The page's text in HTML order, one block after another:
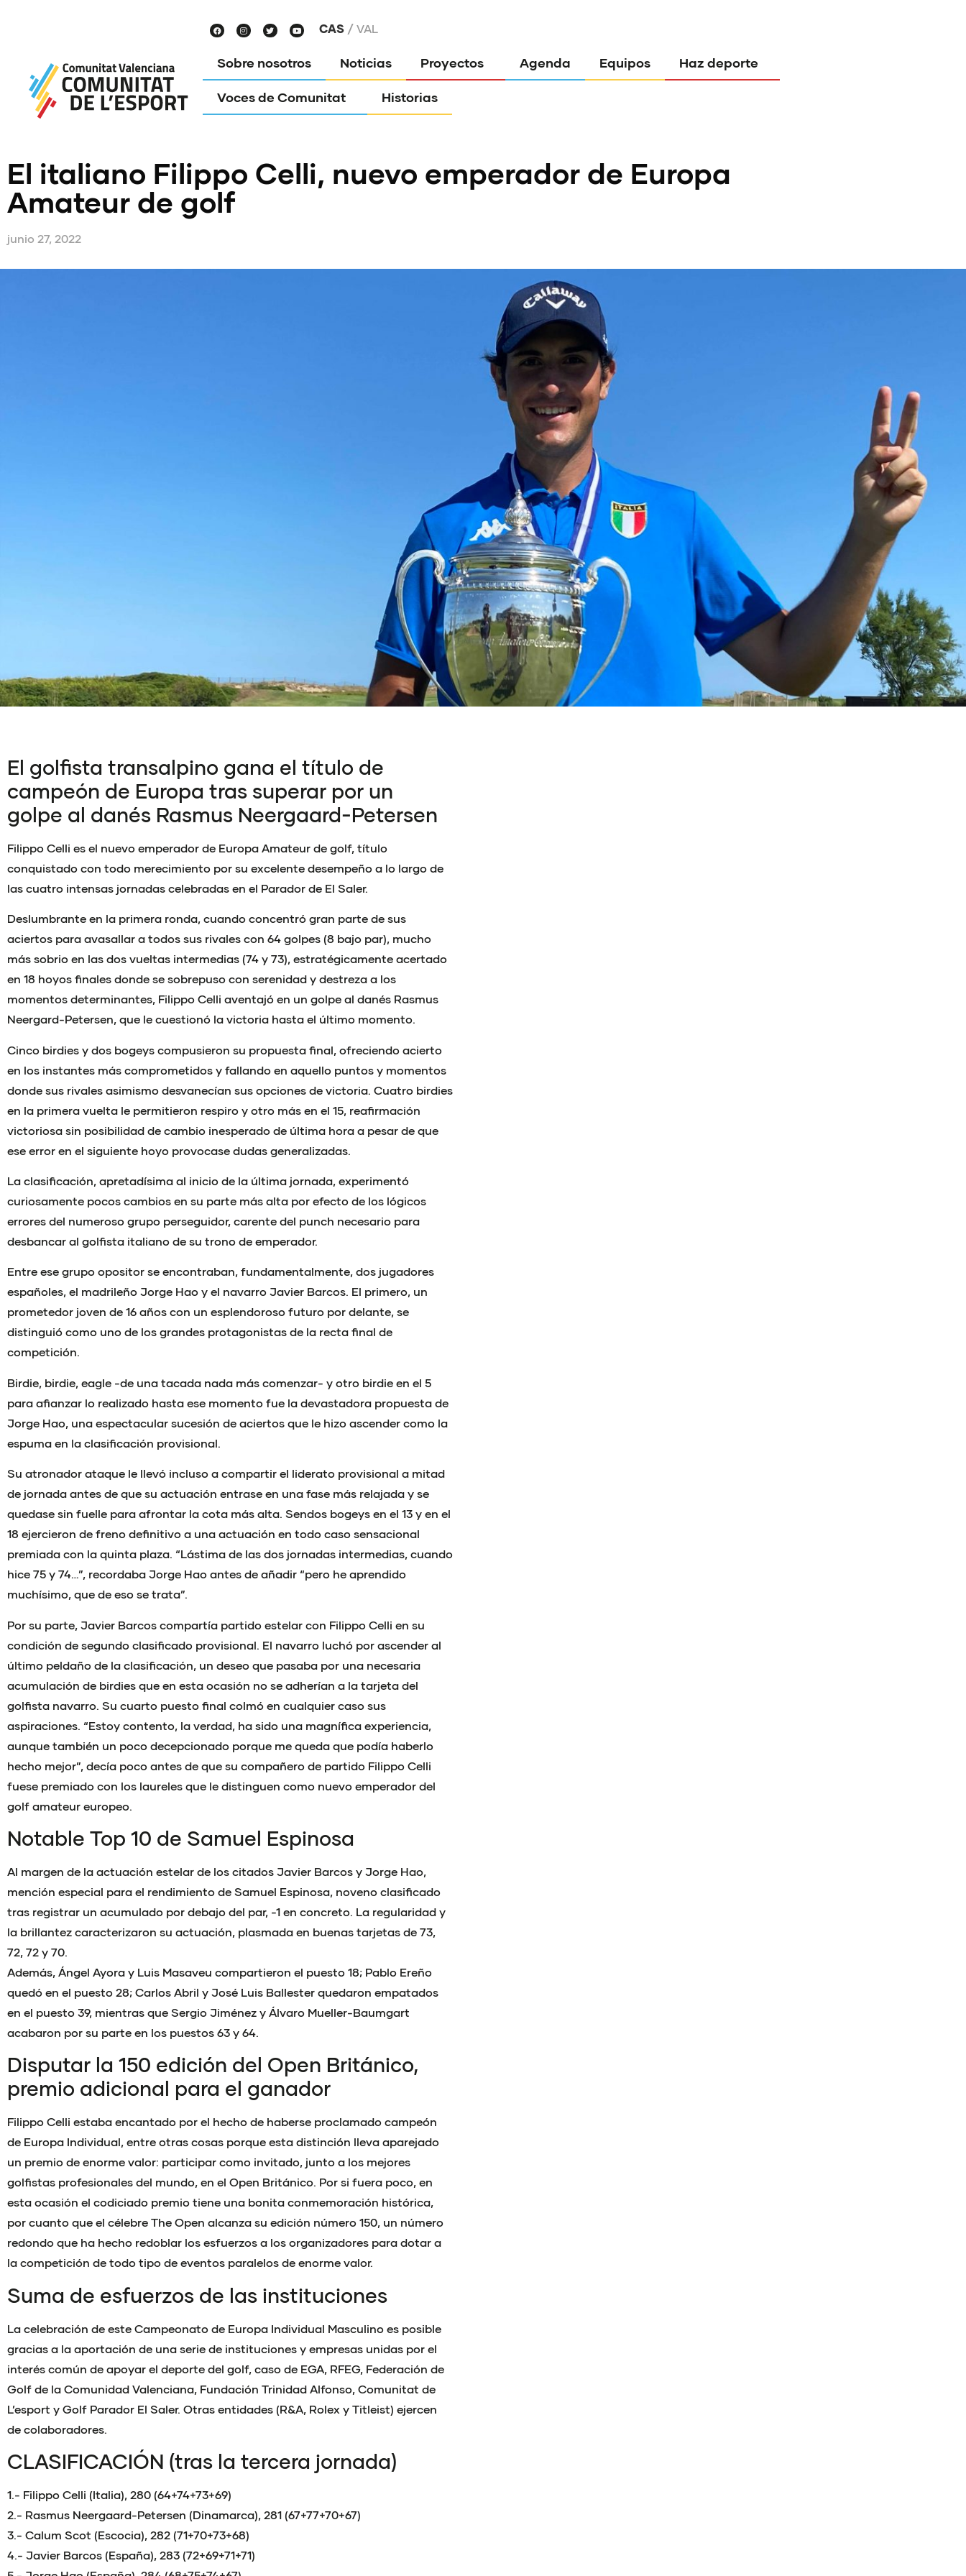
CAS VAL
Sobre nosotros Noticias Proyectos Agenda Equipos Haz deporte
Voces de Comunitat Historias
El italiano Filippo Celli, nuevo emperador de Europa
Amateur de golf
junio 27, 2022
El golfista transalpino gana el título de
campeón de Europa tras superar por un
golpe al danés Rasmus Neergaard-Petersen
Filippo Celli es el nuevo emperador de Europa Amateur de golf, título
conquistado con todo merecimiento por su excelente desempeño a lo largo de
las cuatro intensas jornadas celebradas en el Parador de El Saler.
Deslumbrante en la primera ronda, cuando concentró gran parte de sus
aciertos para avasallar a todos sus rivales con 64 golpes (8 bajo par), mucho
más sobrio en las dos vueltas intermedias (74 y 73), estratégicamente acertado
en 18 hoyos finales donde se sobrepuso con serenidad y destreza a los
momentos determinantes, Filippo Celli aventajó en un golpe al danés Rasmus
Neergard-Petersen, que le cuestionó la victoria hasta el último momento.
Cinco birdies y dos bogeys compusieron su propuesta final, ofreciendo acierto
en los instantes más comprometidos y fallando en aquello puntos y momentos
donde sus rivales asimismo desvanecían sus opciones de victoria. Cuatro birdies
en la primera vuelta le permitieron respiro y otro más en el 15, reafirmación
victoriosa sin posibilidad de cambio inesperado de última hora a pesar de que
ese error en el siguiente hoyo provocase dudas generalizadas.
La clasificación, apretadísima al inicio de la última jornada, experimentó
curiosamente pocos cambios en su parte más alta por efecto de los lógicos
errores del numeroso grupo perseguidor, carente del punch necesario para
desbancar al golfista italiano de su trono de emperador.
Entre ese grupo opositor se encontraban, fundamentalmente, dos jugadores
españoles, el madrileño Jorge Hao y el navarro Javier Barcos. El primero, un
prometedor joven de 16 años con un esplendoroso futuro por delante, se
distinguió como uno de los grandes protagonistas de la recta final de
competición.
Birdie, birdie, eagle -de una tacada nada más comenzar- y otro birdie en el 5
para afianzar lo realizado hasta ese momento fue la devastadora propuesta de
Jorge Hao, una espectacular sucesión de aciertos que le hizo ascender como la
espuma en la clasificación provisional.
Su atronador ataque le llevó incluso a compartir el liderato provisional a mitad
de jornada antes de que su actuación entrase en una fase más relajada y se
quedase sin fuelle para afrontar la cota más alta. Sendos bogeys en el 13 y en el
18 ejercieron de freno definitivo a una actuación en todo caso sensacional
premiada con la quinta plaza. “Lástima de las dos jornadas intermedias, cuando
hice 75 y 74…”, recordaba Jorge Hao antes de añadir “pero he aprendido
muchísimo, que de eso se trata”.
Por su parte, Javier Barcos compartía partido estelar con Filippo Celli en su
condición de segundo clasificado provisional. El navarro luchó por ascender al
último peldaño de la clasificación, un deseo que pasaba por una necesaria
acumulación de birdies que en esta ocasión no se adherían a la tarjeta del
golfista navarro. Su cuarto puesto final colmó en cualquier caso sus
aspiraciones. “Estoy contento, la verdad, ha sido una magnífica experiencia,
aunque también un poco decepcionado porque me queda que podía haberlo
hecho mejor”, decía poco antes de que su compañero de partido Filippo Celli
fuese premiado con los laureles que le distinguen como nuevo emperador del
golf amateur europeo.
Notable Top 10 de Samuel Espinosa
Al margen de la actuación estelar de los citados Javier Barcos y Jorge Hao,
mención especial para el rendimiento de Samuel Espinosa, noveno clasificado
tras registrar un acumulado por debajo del par, -1 en concreto. La regularidad y
la brillantez caracterizaron su actuación, plasmada en buenas tarjetas de 73,
72, 72 y 70.
Además, Ángel Ayora y Luis Masaveu compartieron el puesto 18; Pablo Ereño
quedó en el puesto 28; Carlos Abril y José Luis Ballester quedaron empatados
en el puesto 39, mientras que Sergio Jiménez y Álvaro Mueller-Baumgart
acabaron por su parte en los puestos 63 y 64.
Disputar la 150 edición del Open Británico,
premio adicional para el ganador
Filippo Celli estaba encantado por el hecho de haberse proclamado campeón
de Europa Individual, entre otras cosas porque esta distinción lleva aparejado
un premio de enorme valor: participar como invitado, junto a los mejores
golfistas profesionales del mundo, en el Open Británico. Por si fuera poco, en
esta ocasión el codiciado premio tiene una bonita conmemoración histórica,
por cuanto que el célebre The Open alcanza su edición número 150, un número
redondo que ha hecho redoblar los esfuerzos a los organizadores para dotar a
la competición de todo tipo de eventos paralelos de enorme valor.
Suma de esfuerzos de las instituciones
La celebración de este Campeonato de Europa Individual Masculino es posible
gracias a la aportación de una serie de instituciones y empresas unidas por el
interés común de apoyar el deporte del golf, caso de EGA, RFEG, Federación de
Golf de la Comunidad Valenciana, Fundación Trinidad Alfonso, Comunitat de
L’esport y Golf Parador El Saler. Otras entidades (R&A, Rolex y Titleist) ejercen
de colaboradores.
CLASIFICACIÓN (tras la tercera jornada)
1.- Filippo Celli (Italia), 280 (64+74+73+69)
2.- Rasmus Neergaard-Petersen (Dinamarca), 281 (67+77+70+67)
3.- Calum Scot (Escocia), 282 (71+70+73+68)
4.- Javier Barcos (España), 283 (72+69+71+71)